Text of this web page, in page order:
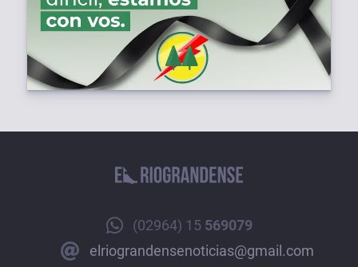
(02964) 15 569079
elriograndensenoticias@gmail.com